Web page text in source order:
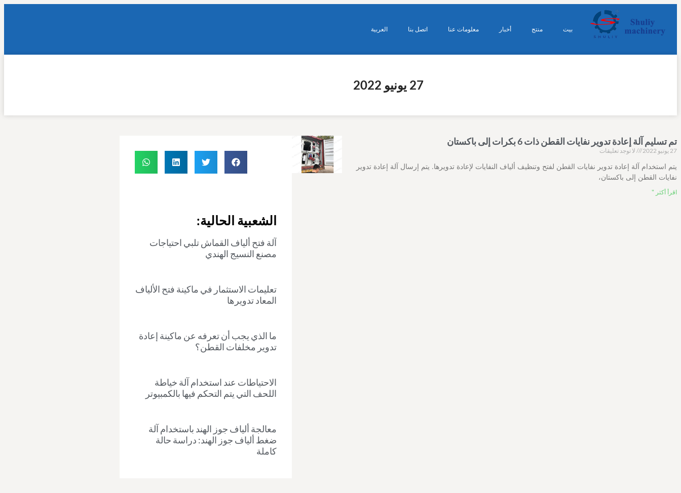
بيت منتج أخبار معلومات عنا اتصل بنا العربية
27 يونيو 2022
تم تسليم آلة إعادة تدوير نفايات القطن ذات 6 بكرات إلى باكستان
27 يونيو 2022 لا توجد تعليقات
يتم استخدام آلة إعادة تدوير نفايات القطن لفتح وتنظيف ألياف النفايات لإعادة تدويرها. يتم إرسال آلة إعادة تدوير
نفايات القطن إلى باكستان،
اقرأ أكثر "
الشعبية الحالية:
آلة فتح ألياف القماش تلبي احتياجات
مصنع النسيج الهندي
تعليمات الاستثمار في ماكينة فتح الألياف
المعاد تدويرها
ما الذي يجب أن تعرفه عن ماكينة إعادة
تدوير مخلفات القطن؟
الاحتياطات عند استخدام آلة خياطة
اللحف التي يتم التحكم فيها بالكمبيوتر
معالجة ألياف جوز الهند باستخدام آلة
ضغط ألياف جوز الهند: دراسة حالة
كاملة